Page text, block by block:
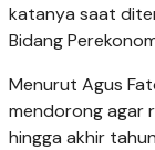
katanya saat
Bidang
Menurut Agus
mendorong agar
hingga akhir